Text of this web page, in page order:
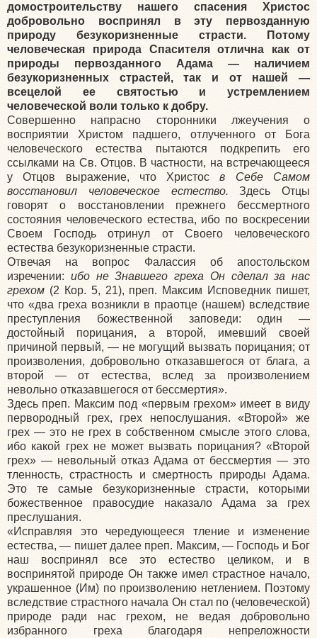
домостроительству нашего спасения Христос
добровольно воспринял в эту первозданную
природу безукоризненные страсти. Потому
человеческая природа Спасителя отлична как от
природы первозданного Адама — наличием
безукоризненных страстей, так и от нашей —
всецелой ее святостью и устремлением
человеческой воли только к добру.
Совершенно напрасно сторонники лжеучения о
восприятии Христом падшего, отлученного от Бога
человеческого естества пытаются подкрепить его
ссылками на Св. Отцов. В частности, на встречающееся
у Отцов выражение, что Христосв Себе Самом
восстановил человеческое естество. Здесь Отцы
говорят о восстановлении прежнего бессмертного
состояния человеческого естества, ибо по воскресении
Своем Господь отринул от Своего человеческого
естества безукоризненные страсти.
Отвечая на вопрос Фалассия об апостольском
изречении: ибо не Знавшего греха Он сделал за нас
грехом (2 Кор. 5, 21), преп. Максим Исповедник пишет,
что «два греха возникли в праотце (нашем) вследствие
преступления божественной заповеди: один —
достойный порицания, а второй, имевший своей
причиной первый, — не могущий вызвать порицания; от
произволения, добровольно отказавшегося от блага, а
второй — от естества, вслед за произволением
невольно отказавшегося от бессмертия».
Здесь преп. Максим под «первым грехом» имеет в виду
первородный грех, грех непослушания. «Второй» же
грех — это не грех в собственном смысле этого слова,
ибо какой грех не может вызвать порицания? «Второй
грех» — невольный отказ Адама от бессмертия — это
тленность, страстность и смертность природы Адама.
Это те самые безукоризненные страсти, которыми
божественное правосудие наказало Адама за грех
преслушания.
«Исправляя это чередующееся тление и изменение
естества, — пишет далее преп. Максим, — Господь и Бог
наш воспринял все это естество целиком, и в
воспринятой природе Он также имел страстное начало,
украшенное (Им) по произволению нетлением. Поэтому
вследствие страстного начала Он стал по (человеческой)
природе ради нас грехом, не ведая добровольно
избранного греха благодаря непреложности